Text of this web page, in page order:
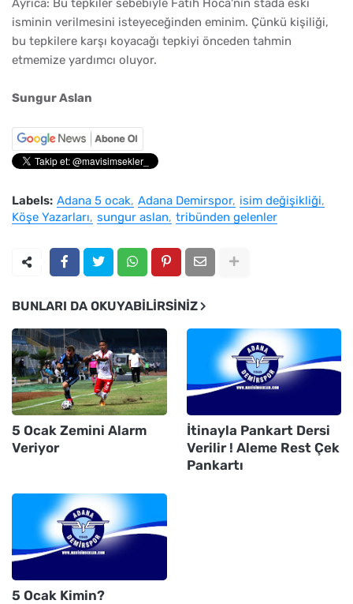
Ayrıca: Bu tepkiler sebebiyle Fatih Hoca'nın stada eski
isminin verilmesini isteyeceğinden eminim. Çünkü kişiliği,
bu tepkilere karşı koyacağı tepkiyi önceden tahmin
etmemize yardımcı oluyor.
Sungur Aslan
Labels: Adana 5 ocak Adana Demirspor isim değişikliği
Köşe Yazarları sungur aslan tribünden gelenler
BUNLARI DA OKUYABILIRSINIZ
5 Ocak Zemini Alarm
Veriyor
İtinayla Pankart Dersi
Verilir ! Aleme Rest Çek
Pankartı
5 Ocak Kimin?